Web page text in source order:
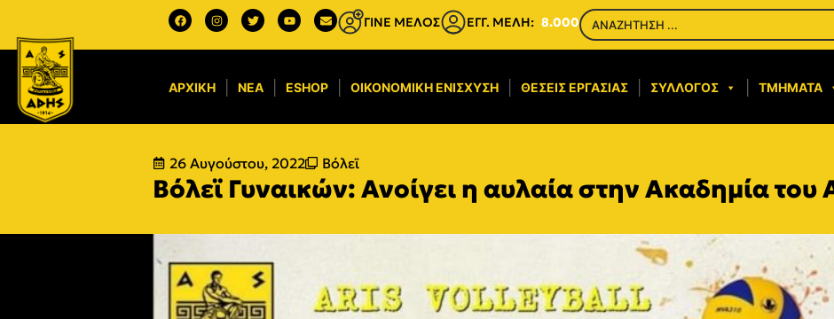
ΓΙΝΕ ΜΕΛΟΣ ΕΓΓ. ΜΕΛΗ: 8.000
ΑΡΧΙΚΉ ΝΈΑ ESHOP ΟΙΚΟΝΟΜΙΚΉ ΕΝΊΣΧΥΣΗ​ ΘΈΣΕΙΣ ΕΡΓΑΣΊΑΣ ΣΎΛΛΟΓΟΣ ΤΜΉΜΑΤΑ
26 Αυγούστου, 2022 Βόλεϊ
Βόλεϊ Γυναικών: Ανοίγει η αυλαία στην Ακαδημία του